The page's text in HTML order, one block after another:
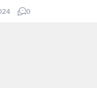
kutsal bir göreve talip
Sorgun'u daha
0